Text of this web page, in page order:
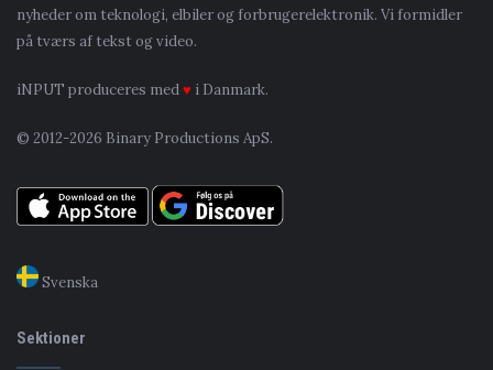
nyheder om teknologi, elbiler og forbrugerelektronik. Vi formidler
på tværs af tekst og video.
iNPUT produceres med♥ i Danmark.
© 2012-2026 Binary Productions ApS.
Svenska
Sektioner